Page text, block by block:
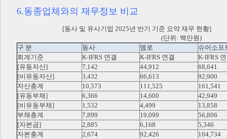
6.동종업체와의 재무정보 비교
[동사 및 유사기업 2025년 반기 기준 요약 재무 현황]
(단위: 백만원)
구 분
동사 엠로
슈어소프
회계기준
K-IFRS 연결 K-IFRS 연결
K-IFRS
[유동자산]
7,142 44,912
68,641
[비유동자산]
3,432 66,613
92,900
자산총계
10,573 111,525
161,541
[유동부채]
6,366 14,600
42,949
[비유동부채]
1,532 4,499
13,858
부채총계
7,899 19,099
56,806
[자본금]
2,885 6,168
5,346
자본총계
2,674 92,426
104,734